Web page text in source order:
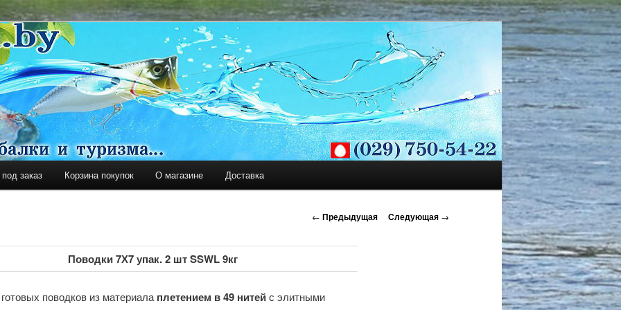
содержимому
заказ Корзина покупок О магазине Доставка
← Предыдущая Следующая →
Поводки 7Х7 упак. 2 шт SSWL 9кг
поводков из материала плетением в 49 нитейс элитными